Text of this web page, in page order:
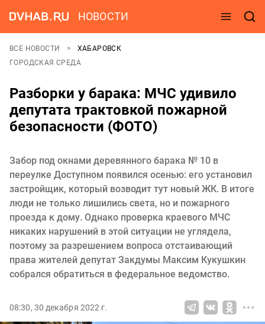
НОВОСТИ
ВСЕ НОВОСТИ
ХАБАРОВСК
ГОРОДСКАЯ СРЕДА
Разборки у барака: МЧС удивило
депутата трактовкой пожарной
безопасности (ФОТО)
Забор под окнами деревянного барака № 10 в
переулке Доступном появился осенью: его установил
застройщик, который возводит тут новый ЖК. В итоге
люди не только лишились света, но и пожарного
проезда к дому. Однако проверка краевого МЧС
никаких нарушений в этой ситуации не углядела,
поэтому за разрешением вопроса отстаивающий
права жителей депутат Закдумы Максим Кукушкин
собрался обратиться в федеральное ведомство.
08:30, 30 декабря 2022 г.